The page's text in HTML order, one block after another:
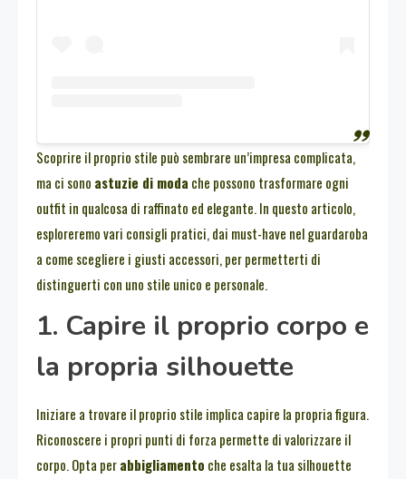
Scoprire il proprio stile può sembrare un’impresa complicata,
ma ci sono astuzie di moda che possono trasformare ogni
outfit in qualcosa di raffinato ed elegante. In questo articolo,
esploreremo vari consigli pratici, dai must-have nel guardaroba
a come scegliere i giusti accessori, per permetterti di
distinguerti con uno stile unico e personale.
1. Capire il proprio corpo e
la propria silhouette
Iniziare a trovare il proprio stile implica capire la propria figura.
Riconoscere i propri punti di forza permette di valorizzare il
corpo. Opta perabbigliamento che esalta la tua silhouette